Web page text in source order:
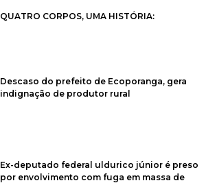
QUATRO CORPOS, UMA HISTÓRIA:
Descaso do prefeito de Ecoporanga, gera
indignação de produtor rural
Ex-deputado federal uldurico júnior é preso
por envolvimento com fuga em massa de